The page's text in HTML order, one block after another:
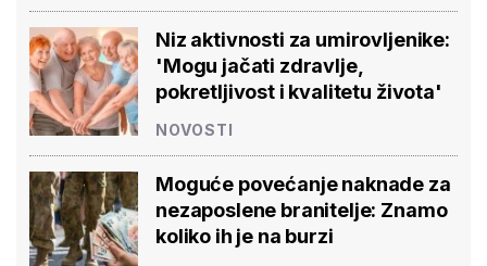
Niz aktivnosti za umirovljenike:
'Mogu jačati zdravlje,
pokretljivost i kvalitetu života'
NOVOSTI
Moguće povećanje naknade za
nezaposlene branitelje: Znamo
koliko ih je na burzi